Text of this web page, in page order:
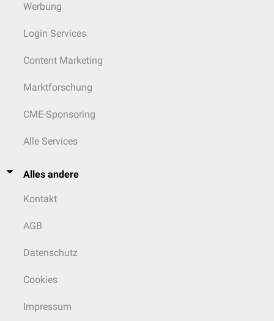
Werbung
Login Services
Content Marketing
Marktforschung
CME-Sponsoring
Alle Services
Alles andere
Kontakt
AGB
Datenschutz
Cookies
Impressum